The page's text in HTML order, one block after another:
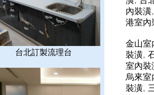
台北訂製流理台
內裝潢
港室內
金山室
裝潢,
室內裝
烏來室
裝潢,